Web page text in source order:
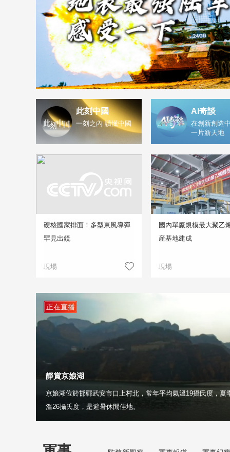
此刻中國
一刻之內 讀懂中國
AI奇談
在創新創造
一片新天地
硬核國家排面！多型東風導彈
罕見出鏡
現場
國內單廠規模最大聚乙
産基地建成
現場
正在直播
靜賞京娘湖
京娘湖位於邯鄲武安市口上村北，常年平均氣溫19攝氏度，夏
溫26攝氏度，是避暑休閒佳地。